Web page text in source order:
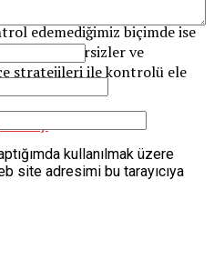
odakta ise, hızlandırıcı bir
edemediğimiz biçimde ise
egzersizler ve
stratejileri ile kontrolü ele
kullanılmak üzere
site adresimi bu tarayıcıya